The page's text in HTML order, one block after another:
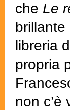
che Le
libreria
propria
non